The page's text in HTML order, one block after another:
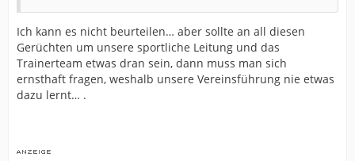
Ich kann es nicht beurteilen… aber sollte an all diesen
Gerüchten um unsere sportliche Leitung und das
Trainerteam etwas dran sein, dann muss man sich
ernsthaft fragen, weshalb unsere Vereinsführung nie etwas
dazu lernt… .